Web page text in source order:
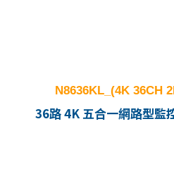
N8636KL_(4K 36CH
36路 4K 五合一網路型監